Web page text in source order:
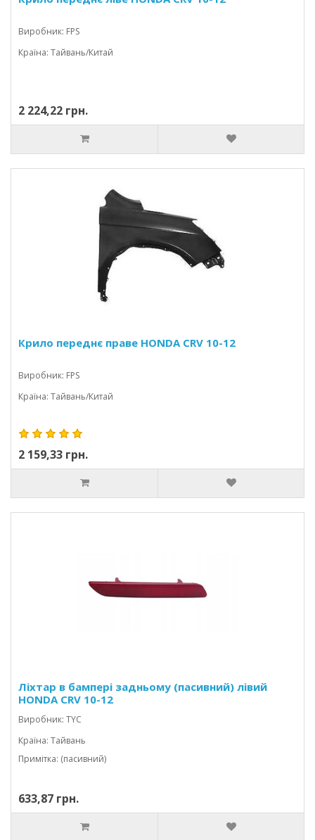
Виробник: FPS
Країна: Тайвань/Китай
2 224,22 грн.
Крило переднє праве HONDA CRV 10-12
Виробник: FPS
Країна: Тайвань/Китай
2 159,33 грн.
Ліхтар в бампері задньому (пасивний) лівий
HONDA CRV 10-12
Виробник: TYC
Країна: Тайвань
Примітка: (пасивний)
633,87 грн.